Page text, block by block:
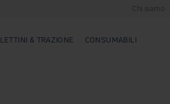
LETTINI & TRAZIONE CONSUMABILI